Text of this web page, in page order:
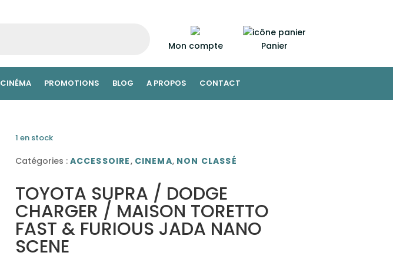
Mon compte Panier
CINÉMA PROMOTIONS BLOG A PROPOS CONTACT
1 en stock
Catégories : ACCESSOIRE, CINEMA, NON CLASSÉ
TOYOTA SUPRA / DODGE
CHARGER / MAISON TORETTO
FAST & FURIOUS JADA NANO
SCENE